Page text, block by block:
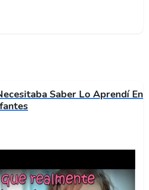
Saber Lo Aprendí En